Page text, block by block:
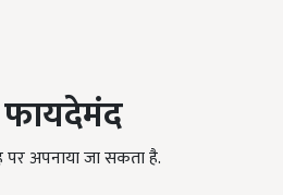
अपनाया जा सकता है.